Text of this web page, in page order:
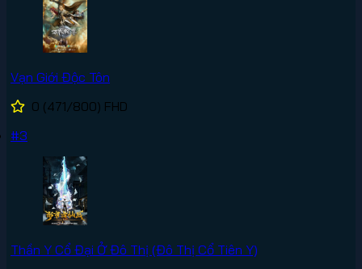
Vạn Giới Độc Tôn
0 (471/800) FHD
#3
Thần Y Cổ Đại Ở Đô Thị (Đô Thị Cổ Tiên Y)